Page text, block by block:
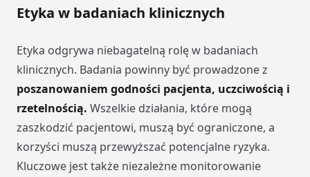
Etyka w badaniach klinicznych
Etyka odgrywa niebagatelną rolę w badaniach
klinicznych. Badania powinny być prowadzone z
poszanowaniem godności pacjenta, uczciwością i
rzetelnością. Wszelkie działania, które mogą
zaszkodzić pacjentowi, muszą być ograniczone, a
korzyści muszą przewyższać potencjalne ryzyka.
Kluczowe jest także niezależne monitorowanie